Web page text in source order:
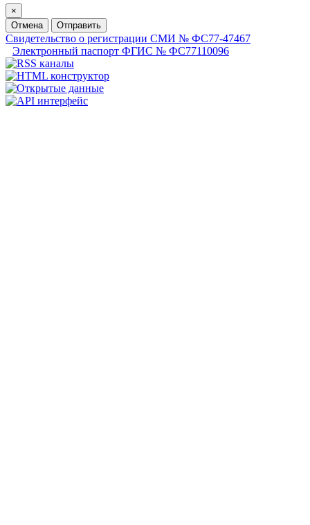
×
Отмена
Отправить
Свидетельство о регистрации СМИ № ФС77-47467
Электронный паспорт ФГИС № ФС77110096